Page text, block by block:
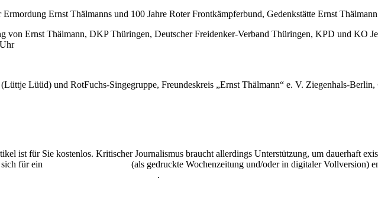
Ermordung Ernst Thälmanns und 100 Jahre Roter Frontkämpferbund, Gedenkstätte Ernst
von Ernst Thälmann, DKP Thüringen, Deutscher Freidenker-Verband Thüringen, KPD und KO
Lüüd) und RotFuchs-Singegruppe, Freundeskreis „Ernst Thälmann“ e. V. Ziegenhals-
ist für Sie kostenlos. Kritischer Journalismus braucht allerdings Unterstützung, um dauerhaft
für ein
(als gedruckte Wochenzeitung und/oder in digitaler Vollversion)
.